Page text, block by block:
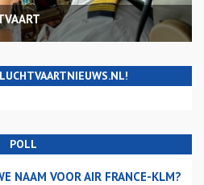
POLL
NAAM VOOR AIR FRANCE-KLM?